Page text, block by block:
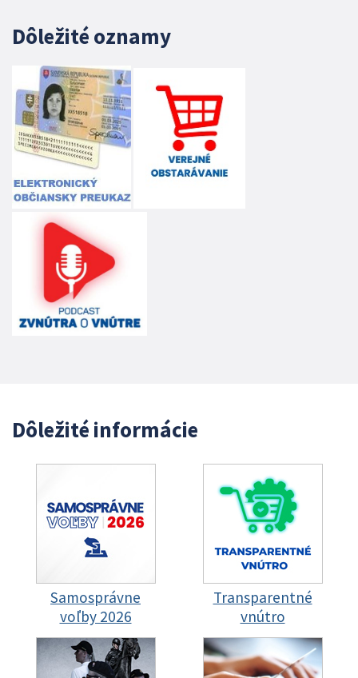
Dôležité oznamy
Dôležité informácie
Samosprávne
voľby 2026
Transparentné
vnútro